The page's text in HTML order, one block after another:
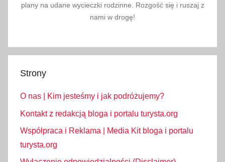
plany na udane wycieczki rodzinne. Rozgość się i ruszaj z
nami w drogę!
Strony
O nas | Kim jesteśmy i jak podróżujemy?
Kontakt z redakcją bloga i portalu turysta.org
Współpraca i Reklama | Media Kit bloga i portalu
turysta.org